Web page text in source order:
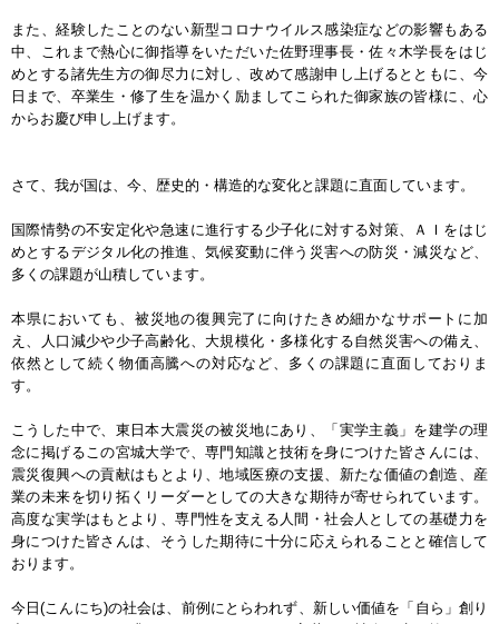
また、経験したことのない新型コロナウイルス感染症などの影響もある
中、これまで熱心に御指導をいただいた佐野理事長・佐々木学長をはじ
めとする諸先生方の御尽力に対し、改めて感謝申し上げるとともに、今
日まで、卒業生・修了生を温かく励ましてこられた御家族の皆様に、心
からお慶び申し上げます。
さて、我が国は、今、歴史的・構造的な変化と課題に直面しています。
国際情勢の不安定化や急速に進行する少子化に対する対策、ＡＩをはじ
めとするデジタル化の推進、気候変動に伴う災害への防災・減災など、
多くの課題が山積しています。
本県においても、被災地の復興完了に向けたきめ細かなサポートに加
え、人口減少や少子高齢化、大規模化・多様化する自然災害への備え、
依然として続く物価高騰への対応など、多くの課題に直面しておりま
す。
こうした中で、東日本大震災の被災地にあり、「実学主義」を建学の理
念に掲げるこの宮城大学で、専門知識と技術を身につけた皆さんには、
震災復興への貢献はもとより、地域医療の支援、新たな価値の創造、産
業の未来を切り拓くリーダーとしての大きな期待が寄せられています。
高度な実学はもとより、専門性を支える人間・社会人としての基礎力を
身につけた皆さんは、そうした期待に十分に応えられることと確信して
おります。
今日(こんにち)の社会は、前例にとらわれず、新しい価値を「自ら」創り